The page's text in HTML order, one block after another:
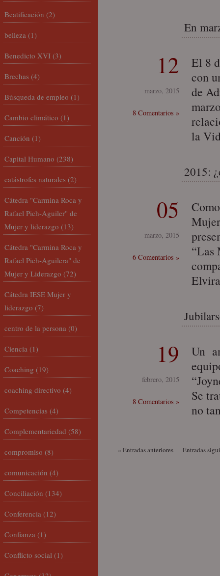
En
12
marzo, 2015
8 Comentarios »
El 8
con
de
la
2015:
05
marzo, 2015
6 Comentarios »
“Las
19
febrero, 2015
8 Comentarios »
Un
Se
no
« Entradas anteriores Entradas
Beatificación (2)
belleza (1)
Benedicto XVI (3)
Brechas (4)
Búsqueda de empleo (1)
Cambio climático (1)
Canción (1)
Capital Humano (238)
catástrofes naturales (2)
Cátedra "Carmina Roca y
Rafael Pich-Aguiler" de
Mujer y liderazgo (13)
Cátedra "Carmina Roca y
Rafael Pich-Aguilera" de
Mujer y Liderazgo (72)
Cátedra IESE Mujer y
liderazgo (7)
centro de la persona (0)
Ciencia (1)
Coaching (19)
coaching directivo (4)
Competencias (4)
Complementariedad (58)
compromiso (8)
comunicación (4)
Conciliación (134)
Conferencia (12)
Confianza (1)
Conflicto social (1)